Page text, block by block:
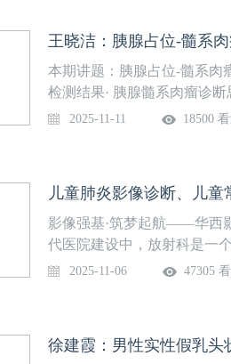
王晓洁：胰腺占位-髓系
本期讲题：胰腺占位-髓系肉
检测结果· 胰腺髓系肉瘤诊
时间：2025年11月11日（周
2025-11-11 18500
影像强基·筑梦起航——华西
代医院建设中，放射科是一
都需要通过放射科达到明确
持：中国精神影像联盟直播
2025-11-06 47305